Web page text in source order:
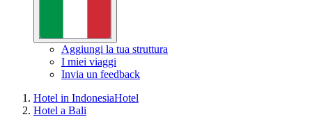
Aggiungi la tua struttura
I miei viaggi
Invia un feedback
Hotel in IndonesiaHotel
Hotel a Bali